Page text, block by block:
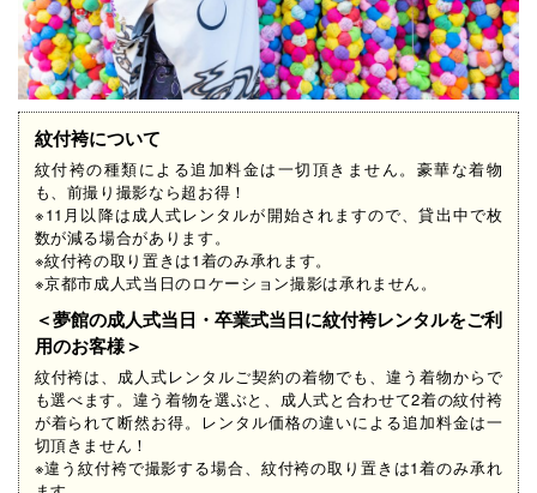
紋付袴について
紋付袴の種類による追加料金は一切頂きません。豪華な着物
も、前撮り撮影なら超お得！
※11月以降は成人式レンタルが開始されますので、貸出中で枚
数が減る場合があります。​
※紋付袴の取り置きは1着のみ承れます。
※京都市成人式当日のロケーション撮影は承れません。​​​​​​​
＜夢館の成人式当日・卒業式当日に紋付袴レンタルをご利
用のお客様＞
紋付袴は、成人式レンタルご契約の着物でも、違う着物からで
も選べます。違う着物を選ぶと、成人式と合わせて2着の紋付袴
が着られて断然お得。レンタル価格の違いによる追加料金は一
切頂きません！
※違う紋付袴で撮影する場合、紋付袴の取り置きは1着のみ承れ